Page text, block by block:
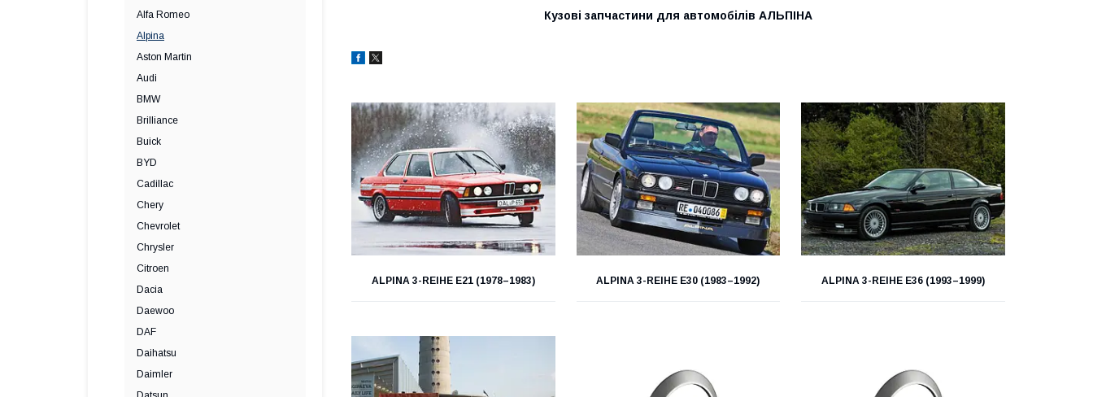
Кузові запчастини для автомобілів АЛЬПІНА
ALPINA 3-REIHE E21 (1978–1983) ALPINA 3-REIHE E30 (1983–1992) ALPINA 3-REIHE E36 (1993–1999)
Alfa Romeo
Alpina
Aston Martin
Audi
BMW
Brilliance
Buick
BYD
Cadillac
Chery
Chevrolet
Chrysler
Citroen
Dacia
Daewoo
DAF
Daihatsu
Daimler